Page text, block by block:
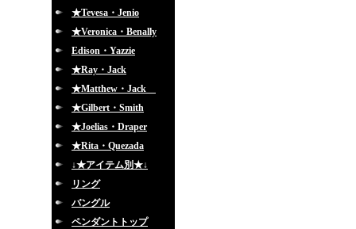
★Tevesa・Jenio
★Veronica・Benally
Edison・Yazzie
★Ray・Jack
★Matthew・Jack
★Gilbert・Smith
★Joelias・Draper
★Rita・Quezada
↓★アイテム別★↓
リング
バングル
ペンダントトップ